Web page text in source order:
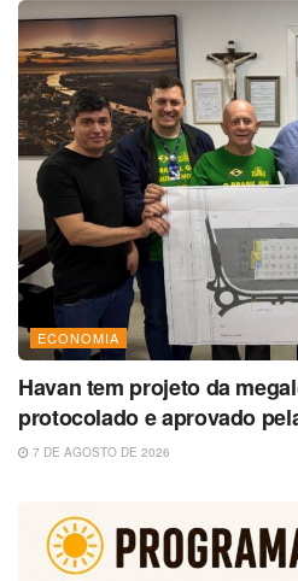
ECONOMIA
Havan tem projeto da
protocolado e aprovado
7 DE AGOSTO DE 2026